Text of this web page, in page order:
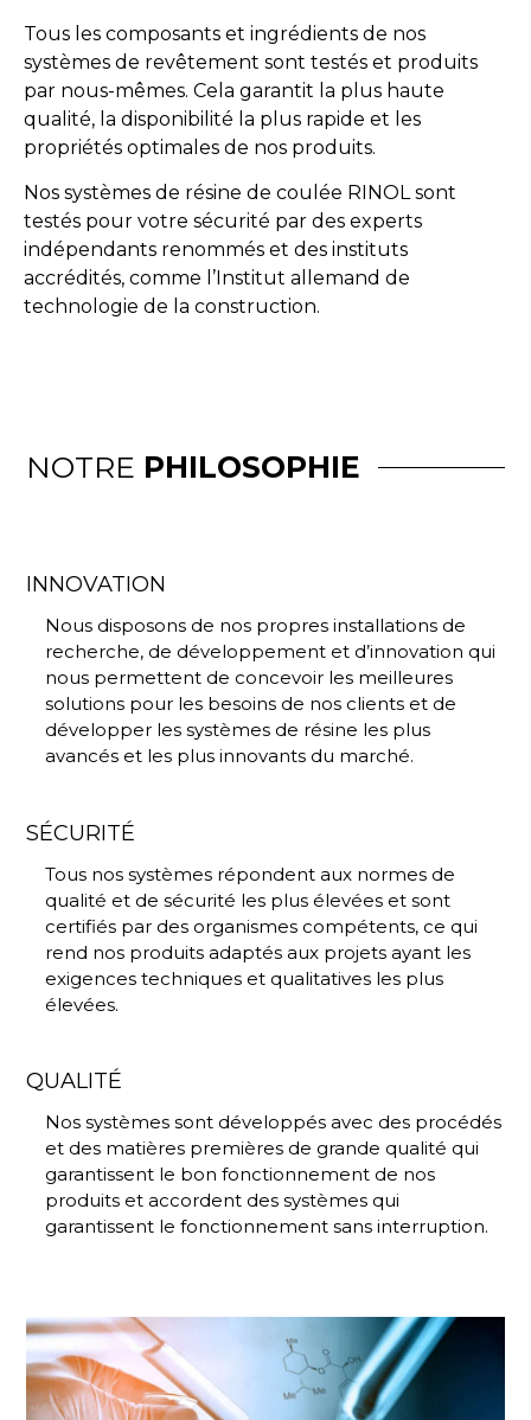
Tous les composants et ingrédients de nos
systèmes de revêtement sont testés et produits
par nous-mêmes. Cela garantit la plus haute
qualité, la disponibilité la plus rapide et les
propriétés optimales de nos produits.
Nos systèmes de résine de coulée RINOL sont
testés pour votre sécurité par des experts
indépendants renommés et des instituts
accrédités, comme l’Institut allemand de
technologie de la construction.
NOTRE PHILOSOPHIE
INNOVATION
Nous disposons de nos propres installations de
recherche, de développement et d’innovation qui
nous permettent de concevoir les meilleures
solutions pour les besoins de nos clients et de
développer les systèmes de résine les plus
avancés et les plus innovants du marché.
SÉCURITÉ
Tous nos systèmes répondent aux normes de
qualité et de sécurité les plus élevées et sont
certifiés par des organismes compétents, ce qui
rend nos produits adaptés aux projets ayant les
exigences techniques et qualitatives les plus
élevées.
QUALITÉ
Nos systèmes sont développés avec des procédés
et des matières premières de grande qualité qui
garantissent le bon fonctionnement de nos
produits et accordent des systèmes qui
garantissent le fonctionnement sans interruption.